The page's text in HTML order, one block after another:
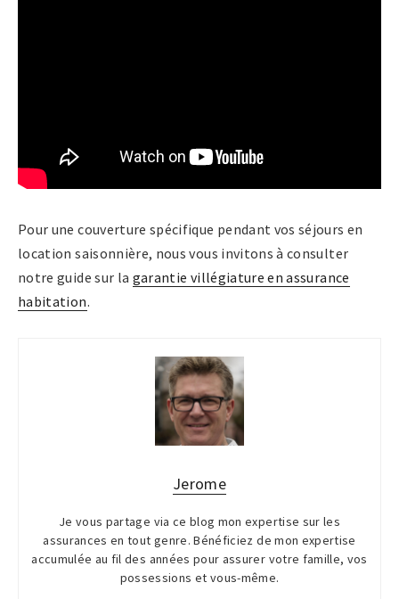
Pour une couverture spécifique pendant vos séjours en
location saisonnière, nous vous invitons à consulter
notre guide sur la garantie villégiature en assurance
habitation.
Jerome
Je vous partage via ce blog mon expertise sur les
assurances en tout genre. Bénéficiez de mon expertise
accumulée au fil des années pour assurer votre famille, vos
possessions et vous-même.